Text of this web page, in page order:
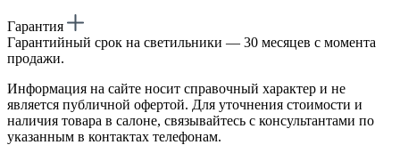
Гарантия
Гарантийный срок на светильники — 30 месяцев с момента
продажи.
Информация на сайте носит справочный характер и не
является публичной офертой. Для уточнения стоимости и
наличия товара в салоне, связывайтесь с консультантами по
указанным в контактах телефонам.